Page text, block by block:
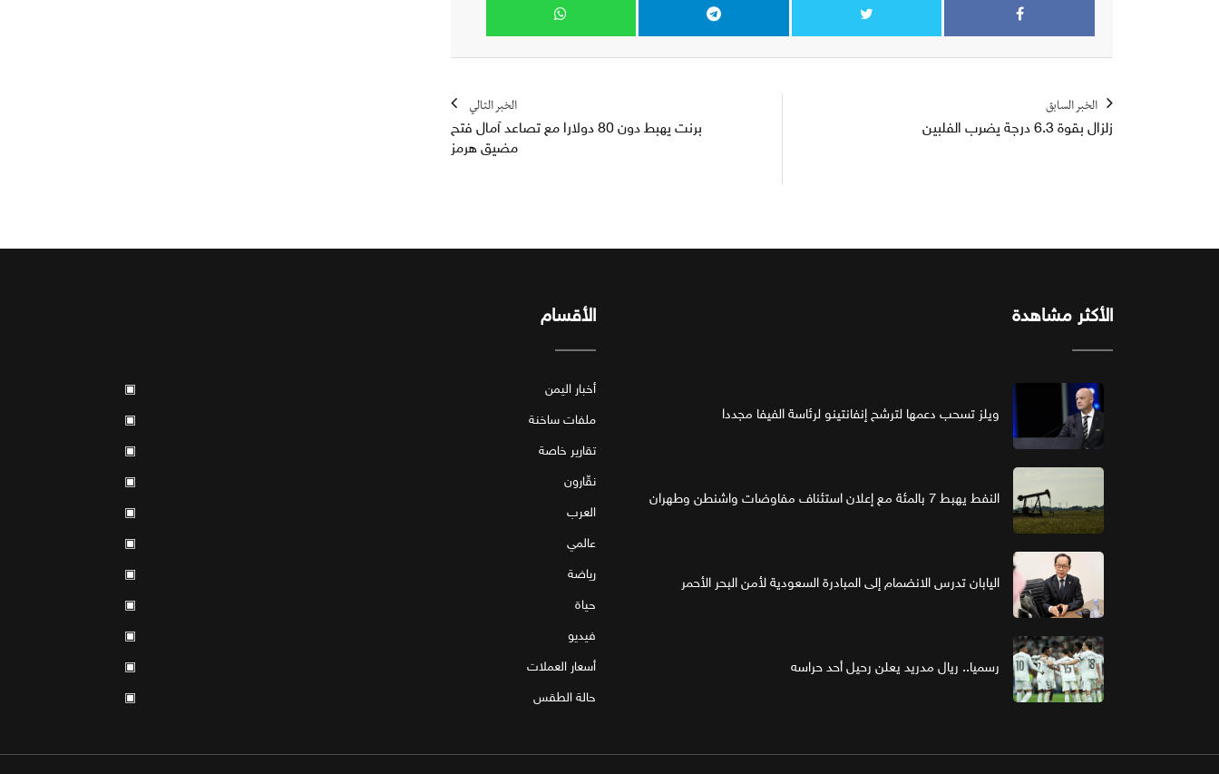
الخبر السابق
زلزال بقوة 6.3 درجة يضرب الفلبين
الخبر التالي
برنت يهبط دون 80 دولارا مع تصاعد آمال فتح
مضيق هرمز
الأكثر مشاهدة
ويلز تسحب دعمها لترشح إنفانتينو لرئاسة الفيفا مجددا
النفط يهبط 7 بالمئة مع إعلان استئناف مفاوضات واشنطن وطهران
اليابان تدرس الانضمام إلى المبادرة السعودية لأمن البحر الأحمر
رسميا.. ريال مدريد يعلن رحيل أحد حراسه
الأقسام
أخبار اليمن
▣
ملفات ساخنة
▣
تقارير خاصة
▣
نقّارون
▣
العرب
▣
عالمي
▣
رياضة
▣
حياة
▣
فيديو
▣
أسعار العملات
▣
حالة الطقس
▣